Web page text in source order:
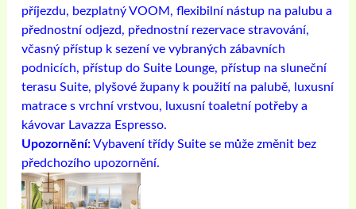
příjezdu, bezplatný VOOM, flexibilní nástup na palubu a
přednostní odjezd, přednostní rezervace stravování,
včasný přístup k sezení ve vybraných zábavních
podnicích, přístup do Suite Lounge, přístup na sluneční
terasu Suite, plyšové župany k použití na palubě, luxusní
matrace s vrchní vrstvou, luxusní toaletní potřeby a
kávovar Lavazza Espresso.
Upozornění:Vybavení třídy Suite se může změnit bez
předchozího upozornění.